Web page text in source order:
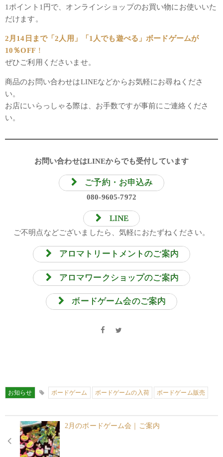
1ポイント1円で、オンラインショップのお買い物にお使いいた
だけます。
2月14日まで「2人用」「1人でも遊べる」ボードゲームが
10％OFF！
ぜひご利用くださいませ。
商品のお問い合わせはLINEなどからお気軽にお尋ねくださ
い。
お店にいらっしゃる際は、お手数ですが事前にご連絡くださ
い。
お問い合わせはLINEからでも受付しています
ご予約・お申込み
080-9605-7972
LINE
ご不明点などございましたら、気軽におたずねください。
アロマトリートメントのご案内
アロマワークショップのご案内
ボードゲーム会のご案内
お知らせ ボードゲーム ボードゲームの入荷 ボードゲーム販売
2月のボードゲーム会｜ご案内